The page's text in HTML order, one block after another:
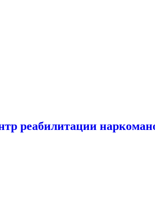
реабилитации